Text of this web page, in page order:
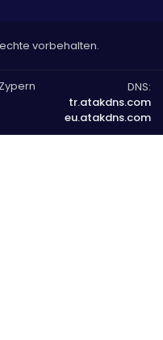
vorbehalten.
Zypern
DNS:
tr.atakdns.com
eu.atakdns.com